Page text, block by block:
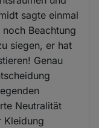
sagte einmal
Beachtung
siegen, er hat
Genau
Neutralität
Kleidung